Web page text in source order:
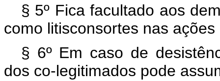
§ 5º Fica facultado aos
como litisconsortes nas
§ 6º Em caso de
dos co-legitimados pode